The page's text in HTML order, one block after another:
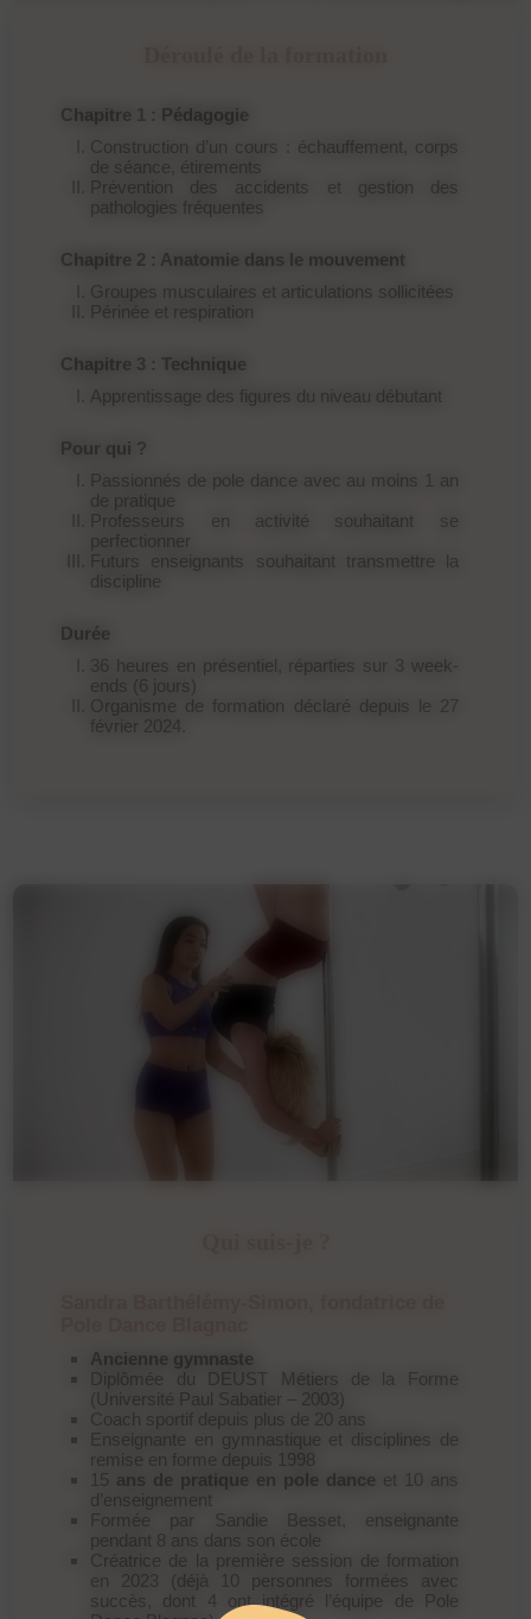
Chapitre 1 : Pédagogie
Construction d’un cours : échauffement, corps
de séance, étirements
Prévention des accidents et gestion des
pathologies fréquentes
Chapitre 2 : Anatomie dans le mouvement
Groupes musculaires et articulations sollicitées
Périnée et respiration
Chapitre 3 : Technique
Apprentissage des figures du niveau débutant
Pour qui ?
Passionnés de pole dance avec au moins 1 an
de pratique
Professeurs en activité souhaitant se
perfectionner
Futurs enseignants souhaitant transmettre la
discipline
Durée
36 heures en présentiel, réparties sur 3 week-
ends (6 jours)
février 2024.
Ancienne gymnaste
Diplômée du DEUST Métiers de la Forme
(Université Paul Sabatier – 2003)
Coach sportif depuis plus de 20 ans
Enseignante en gymnastique et disciplines de
remise en forme depuis 1998
15 ans de pratique en pole dance et 10 ans
d’enseignement
Formée par Sandie Besset, enseignante
pendant 8 ans dans son école
Créatrice de la première session de formation
en 2023 (déjà 10 personnes formées avec
succès, dont 4 ont intégré l’équipe de Pole